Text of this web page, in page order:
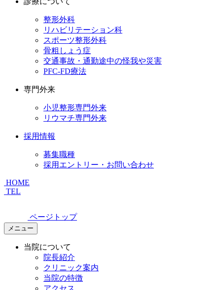
整形外科
リハビリテーション科
スポーツ整形外科
骨粗しょう症
交通事故・通勤途中の怪我や災害
PFC-FD療法
専門外来
小児整形専門外来
リウマチ専門外来
採用情報
募集職種
採用エントリー・お問い合わせ
HOME
TEL
ページトップ
メニュー
当院について
院長紹介
クリニック案内
当院の特徴
アクセス